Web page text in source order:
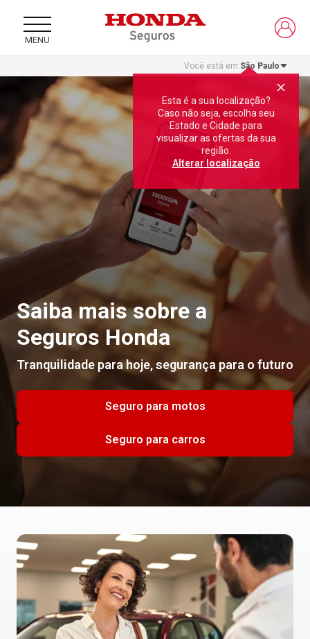
MENU
SVG
Você está em:São Paulo
Saiba mais sobre a
Seguros Honda
Tranquilidade para hoje, segurança para o futuro
Seguro para motos
Seguro para carros
Esta é a sua localização?
Caso não seja, escolha seu
Estado e Cidade para
visualizar as ofertas da sua
região.
Alterar localização